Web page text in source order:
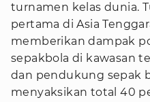
turnamen kelas dunia.
pertama di Asia
memberikan dampak
sepakbola di kawasan
dan pendukung sepak
menyaksikan total 40